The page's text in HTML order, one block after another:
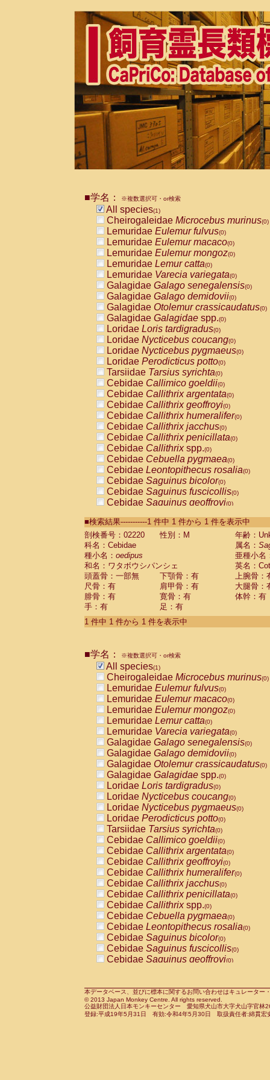
■学名： ※複数選択可・or検索
All species(1)
Cheirogaleidae Microcebus murinus(0)
Lemuridae Eulemur fulvus(0)
Lemuridae Eulemur macaco(0)
Lemuridae Eulemur mongoz(0)
Lemuridae Lemur catta(0)
Lemuridae Varecia variegata(0)
Galagidae Galago senegalensis(0)
Galagidae Galago demidovii(0)
Galagidae Otolemur crassicaudatus(0)
Galagidae Galagidae spp.(0)
Loridae Loris tardigradus(0)
Loridae Nycticebus coucang(0)
Loridae Nycticebus pygmaeus(0)
Loridae Perodicticus potto(0)
Tarsiidae Tarsius syrichta(0)
Cebidae Callimico goeldii(0)
Cebidae Callithrix argentata(0)
Cebidae Callithrix geoffroyi(0)
Cebidae Callithrix humeralifer(0)
Cebidae Callithrix jacchus(0)
Cebidae Callithrix penicillata(0)
Cebidae Callithrixspp.(0)
Cebidae Cebuella pygmaea(0)
Cebidae Leontopithecus rosalia(0)
Cebidae Saguinus bicolor(0)
Cebidae Saguinus fuscicollis(0)
Cebidae Saguinus geoffroyi(0)
CebidaeSaguinus labiatus(0)
Cebidae Saguinus leucopus (0)
Cebidae
Cebidae
CebidaeSaguinus nigricollis (0)
Cebidae Saguinus oedipus
Cebidae Saguinus weddelli
Cebidae Saguinusspp.
Cebidae Aotus trivirgatus
Cebidae Cebus albifrons
CebidaeCebus nigrivittatus
CebidaeCebus
CebidaeSaimiri boliviensis(0)
CebidaeSaimiri sciureus(0)
AtelidaeAlouatta caraya(0)
AtelidaeAlouatta fusca(0)
AtelidaeAlouatta seniculus
AtelidaeAlouattaspp.(0)
AtelidaeAteles belzebuth(0)
AtelidaeAteles geoffroyi(0)
AtelidaeAteles paniscus(0)
AtelidaeAtelesspp.(0)
Atelidae Lagothrix lagothricha
AtelidaeLagothrix lagothricha cana
PitheciidaeCacajao calvus
PitheciidaeCallicebus cupreus
PitheciidaeCallicebus donacophilus
PitheciidaeCallicebus moloch
PitheciidaeCallicebus torquatus
PitheciidaeCallicebusspp.(0)
PitheciidaeChiropotes satanas(0)
PitheciidaePithecia monachus
PitheciidaePithecia pithecia(0)
CercopithecidaeCercocebus agilis
CercopithecidaeCercocebus
CercopithecidaeCercocebus
CercopithecidaeCercocebus
CercopithecidaeCercocebus
CercopithecidaeCercocebushybrid
CercopithecidaePapio anubis(0)
CercopithecidaePapio cynocephalus
CercopithecidaePapio hamadryas(0)
■検索結果-----------1 件中 1 件から 1 件を表示中
剖検番号：02220
性別：M
年齢：
科名：Cebidae
属名：
種小名： oedipus
亜種小名
和名：ワタボウシパンシェ
英名：
頭蓋骨：一部無
下顎骨：有
上腕骨：
尺骨：有
肩甲骨：有
大腿骨：
腓骨：有
寛骨：有
体幹：有
手：有
足：有
1 件中 1 件から 1 件を表示中
■学名： ※複数選択可・or検索
All species(1)
Cheirogaleidae Microcebus murinus(0)
Lemuridae Eulemur fulvus(0)
Lemuridae Eulemur macaco(0)
Lemuridae Eulemur mongoz(0)
Lemuridae Lemur catta(0)
Lemuridae Varecia variegata(0)
Galagidae Galago senegalensis(0)
Galagidae Galago demidovii(0)
Galagidae Otolemur crassicaudatus(0)
Galagidae Galagidae spp.(0)
Loridae Loris tardigradus(0)
Loridae Nycticebus coucang(0)
Loridae Nycticebus pygmaeus(0)
Loridae Perodicticus potto(0)
Tarsiidae Tarsius syrichta(0)
Cebidae Callimico goeldii(0)
Cebidae Callithrix argentata(0)
Cebidae Callithrix geoffroyi(0)
Cebidae Callithrix humeralifer(0)
Cebidae Callithrix jacchus(0)
Cebidae Callithrix penicillata(0)
Cebidae Callithrixspp.(0)
Cebidae Cebuella pygmaea(0)
Cebidae Leontopithecus rosalia(0)
Cebidae Saguinus bicolor(0)
Cebidae Saguinus fuscicollis(0)
Cebidae Saguinus geoffroyi(0)
CebidaeSaguinus leucopus(0)
CebidaeSaguinus midas(0)
Cebidae Saguinus mystax(0)
本データベース、並びに標本に関するお問い合わせはキュレータ
© 2013 Japan Monkey Centre. All rights reserved.
公益財団法人日本モンキーセンター 愛知県犬山市大字犬山字官
登録:平成19年5月31日 有効:令和4年5月30日 取扱責任者:綿貫宏